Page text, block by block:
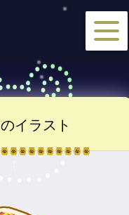
のイラスト